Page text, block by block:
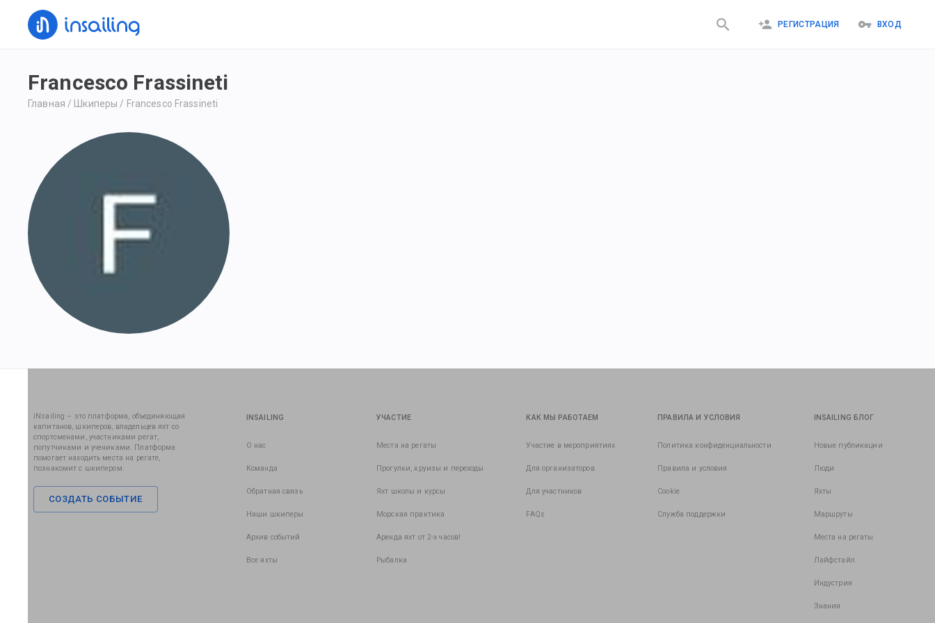
РЕГИСТРАЦИЯ ВХОД
Francesco Frassineti
Главная / Шкиперы / Francesco Frassineti
iNsailing – это платформа, объединяющая
капитанов, шкиперов, владельцев яхт со
спортсменами, участниками регат,
попутчиками и учениками. Платформа
помогает находить места на регате,
познакомит с шкипером.
СОЗДАТЬ СОБЫТИЕ
INSAILING
О нас
Команда
Обратная связь
Наши шкиперы
Архив событий
Все яхты
УЧАСТИЕ
Места на регаты
Прогулки, круизы и переходы
Яхт школы и курсы
Морская практика
Аренда яхт от 2-х часов!
Рыбалка
КАК МЫ РАБОТАЕМ
Участие в мероприятиях
Для организаторов
Для участников
FAQs
ПРАВИЛА И УСЛОВИЯ
Политика конфиденциальности
Правила и условия
Cookie
Служба поддержки
INSAILING БЛОГ
Новые публикации
Люди
Яхты
Маршруты
Места на регаты
Лайфстайл
Индустрия
Знания